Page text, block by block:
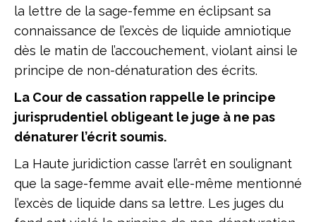
la lettre de la sage-femme en éclipsant sa
connaissance de l’excès de liquide amniotique
dès le matin de l’accouchement, violant ainsi le
principe de non-dénaturation des écrits.
La Cour de cassation rappelle le principe
jurisprudentiel obligeant le juge à ne pas
dénaturer l’écrit soumis.
La Haute juridiction casse l’arrêt en soulignant
que la sage-femme avait elle-même mentionné
l’excès de liquide dans sa lettre. Les juges du